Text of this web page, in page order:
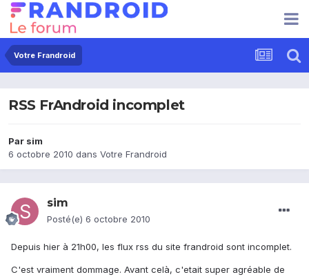
Votre Frandroid
RSS FrAndroid incomplet
Par sim
6 octobre 2010 dans Votre Frandroid
sim
Posté(e) 6 octobre 2010
Depuis hier à 21h00, les flux rss du site frandroid sont incomplet.
C'est vraiment dommage. Avant celà, c'etait super agréable de